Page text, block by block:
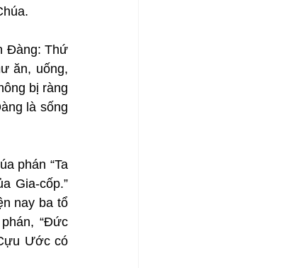
Đàng: Thứ
ăn, uống,
bị ràng
là sống
phán “Ta
Gia-cốp.”
nay ba tổ
“Đức
Ước có